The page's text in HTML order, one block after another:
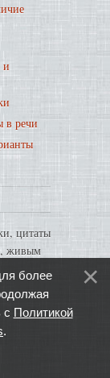
и
в речи
цитаты
живым
более
с Политикой
.